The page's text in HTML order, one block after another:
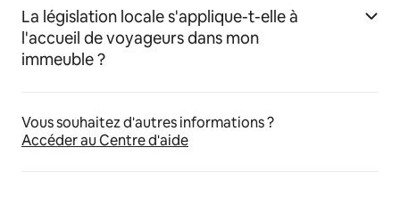
La législation locale s'applique-t-elle à
l'accueil de voyageurs dans mon
immeuble ?
Vous souhaitez d'autres informations ?
Accéder au Centre d'aide